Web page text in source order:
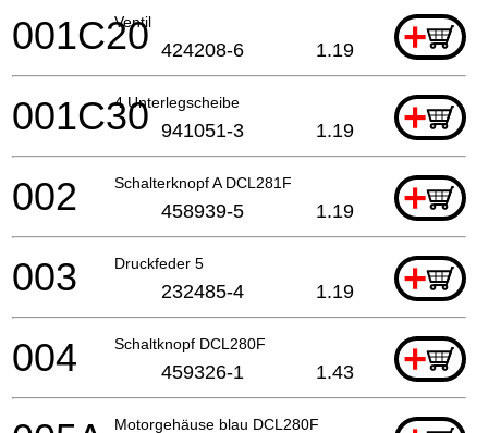
Ventil +
001C20 424208-6 1.19
4 Unterlegscheibe +
001C30 941051-3 1.19
Schalterknopf A DCL281F +
002 458939-5 1.19
Druckfeder 5 +
003 232485-4 1.19
Schaltknopf DCL280F +
004 459326-1 1.43
Motorgehäuse blau DCL280F